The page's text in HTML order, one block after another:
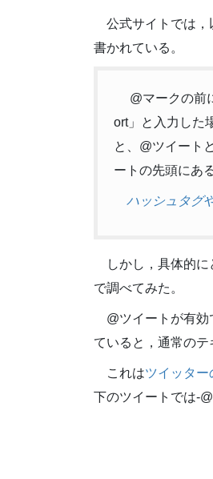
公式サイトでは，
書かれている。
@マークの前
ort」と入力した
と、@ツイート
ートの先頭にあ
ハッシュタグ
しかし，具体的
で調べてみた。
@ツイートが有
ていると，通常のテ
これはツイッター
下のツイートでは-